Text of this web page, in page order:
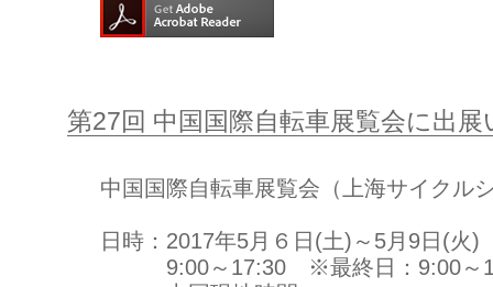
第27回 中国国際自転車展覧会に出
中国国際自転車展覧会（上海サイクル
日時：2017年5月６日(土)～5月9日(火)
9:00～17:30 ※最終日：9:00～